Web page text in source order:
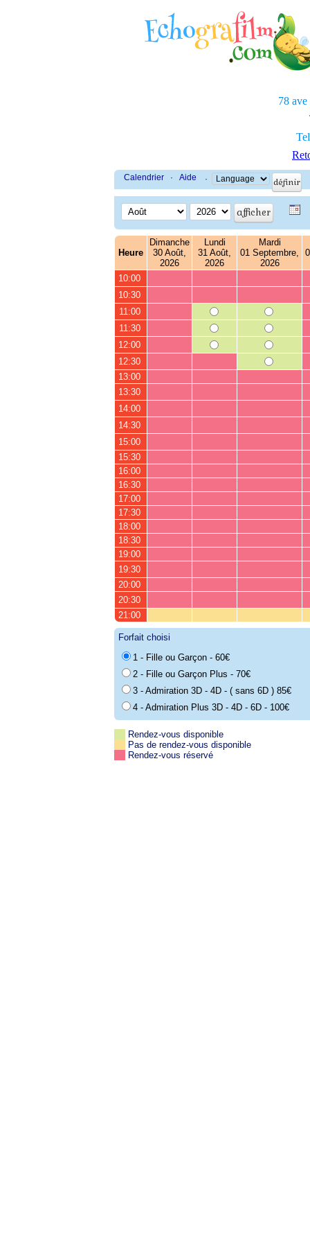
78 ave
Calendrier · Aide ·
Heure
Dimanche
30 Août,
2026
Lundi
31 Août,
2026
Mardi
01 Septembre,
2026
10:00
10:30
11:00
11:30
12:00
12:30
13:00
13:30
14:00
14:30
15:00
15:30
16:00
16:30
17:00
17:30
18:00
18:30
19:00
19:30
20:00
20:30
21:00
Forfait choisi
1 - Fille ou Garçon - 60€
2 - Fille ou Garçon Plus - 70€
3 - Admiration 3D - 4D - ( sans 6D ) 85€
4 - Admiration Plus 3D - 4D - 6D - 100€
Rendez-vous disponible
Pas de rendez-vous disponible
Rendez-vous réservé